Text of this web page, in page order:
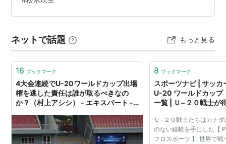
は先制に成功する。左サイドから中央の松木は渡ると、
ペナルティエリア外から左足を一閃。ゴールネットを揺
スで試合が進んだが追加点を奪えない。逆に後半からセ
ネガルの猛攻が始まり、…
ネットで話題 もっと見る
16 ブックマーク
4大会連続でU-20ワールドカップ出場
権を逃した責任は誰が取るべきなの
か？（村上アシシ） - エキスパート -
8 ブックマーク
スポーツナビ | サッ
U-20 ワールドカップ
一覧 | Ｕ−２０戦士が
World Cup Canada
Ｕ−２０戦士たちはカナ
のない経験を手にした【
フロスポーツ 】 世界で